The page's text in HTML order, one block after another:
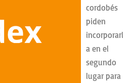
cordobés
piden
incorporarl
a en el
segundo
lugar para